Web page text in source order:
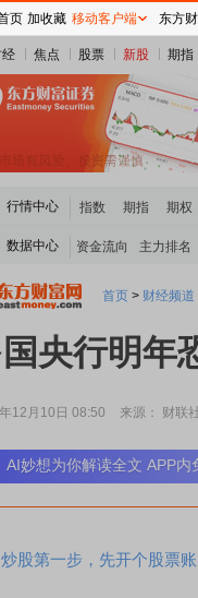
经 焦点 股票 新股 期指
行情中心 指数 期指 期权
数据中心 资金流向 主力排名
首页 > 财经频道
央行明年
12月10日 08:50 来源： 财联
AI妙想为你解读全文 APP内
炒股第一步，先开个股票
页 加收藏 移动客户端 东方
关